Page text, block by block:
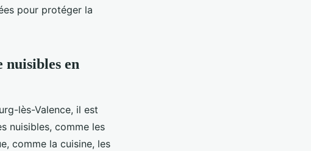
pour protéger la
nuisibles en
lès-Valence, il est
nuisibles, comme les
comme la cuisine, les